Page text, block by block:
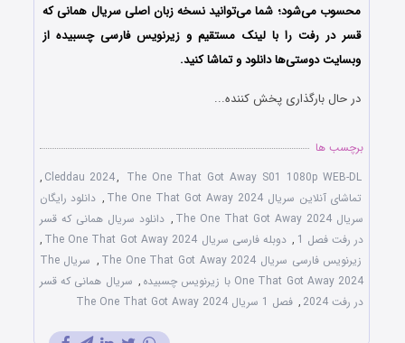
محسوب می‌شود؛ شما می‌توانید نسخه زبان اصلی سریال همانی که
قسر در رفت را با لینک مستقیم و زیرنویس فارسی چسبیده از
وبسایت دوستی‌ها دانلود و تماشا کنید.
در حال بارگذاری پخش کننده...
برچسب ها
Cleddau 2024, The One That Got Away S01 1080p WEB-DL
,
تماشای آنلاین سریال The One That Got Away 2024
, دانلود رایگان
سریال The One That Got Away 2024
, دانلود سریال همانی که قسر
در رفت فصل 1
, دوبله فارسی سریال The One That Got Away 2024
,
زیرنویس فارسی سریال The One That Got Away 2024
,
سریال The
One That Got Away 2024 با زیرنویس چسبیده
, سریال همانی که قسر
در رفت 2024
, فصل 1 سریال The One That Got Away 2024